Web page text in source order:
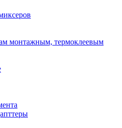
монтажным, термоклеевым